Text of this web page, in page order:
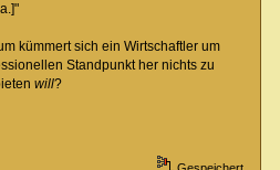
kümmert sich ein Wirtschaftler um
Standpunkt her nichts zu
will?
Gespeichert